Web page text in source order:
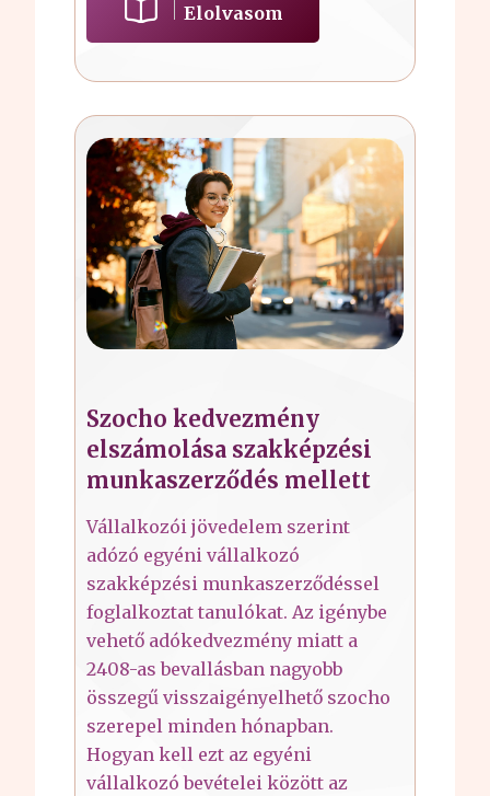
Elolvasom
Szocho kedvezmény
elszámolása szakképzési
munkaszerződés mellett
Vállalkozói jövedelem szerint
adózó egyéni vállalkozó
szakképzési munkaszerződéssel
foglalkoztat tanulókat. Az igénybe
vehető adókedvezmény miatt a
2408-as bevallásban nagyobb
összegű visszaigényelhető szocho
szerepel minden hónapban.
Hogyan kell ezt az egyéni
vállalkozó bevételei között az